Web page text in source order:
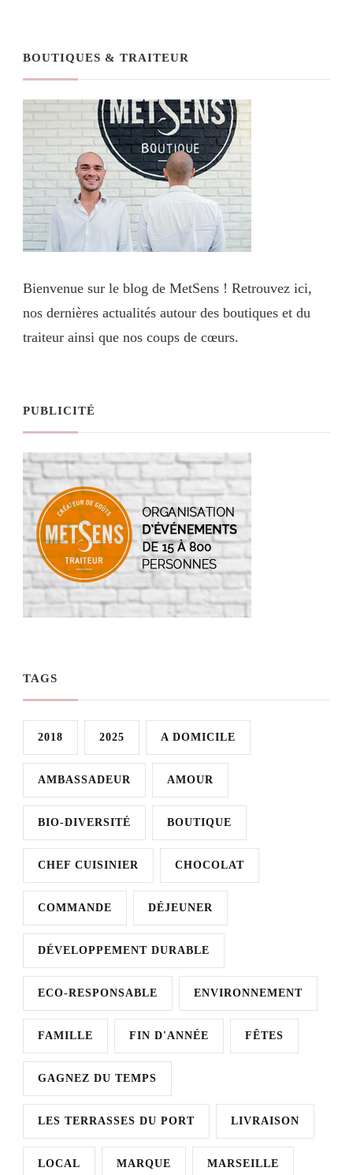
BOUTIQUES & TRAITEUR
Bienvenue sur le blog de MetSens ! Retrouvez ici,
nos dernières actualités autour des boutiques et du
traiteur ainsi que nos coups de cœurs.
PUBLICITÉ
TAGS
2018 2025 A DOMICILE
AMBASSADEUR AMOUR
BIO-DIVERSITÉ BOUTIQUE
CHEF CUISINIER CHOCOLAT
COMMANDE DÉJEUNER
DÉVELOPPEMENT DURABLE
ECO-RESPONSABLE ENVIRONNEMENT
FAMILLE FIN D'ANNÉE FÊTES
GAGNEZ DU TEMPS
LES TERRASSES DU PORT LIVRAISON
LOCAL MARQUE MARSEILLE